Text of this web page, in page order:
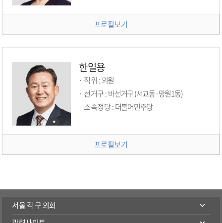
프로필보기
한일용
직위 :의원
선거구 :
바선거구 (서교동·망원1동)
소속정당 :더불어민주당
프로필보기
서울 각 구 의회